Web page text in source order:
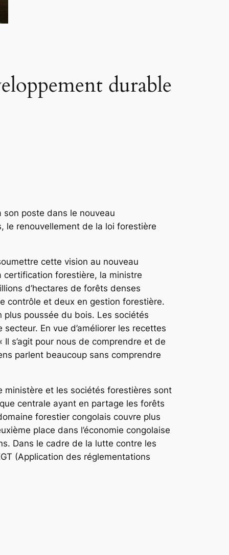
durable
poste dans le nouveau
le renouvellement de la loi forestière
cette vision au nouveau
certification forestière, la ministre
d’hectares de forêts denses
contrôle et deux en gestion forestière.
plus poussée du bois. Les sociétés
En vue d’améliorer les recettes
s’agit pour nous de comprendre et de
parlent beaucoup sans comprendre
ministère et les sociétés forestières sont
centrale ayant en partage les forêts
forestier congolais couvre plus
place dans l’économie congolaise
Dans le cadre de la lutte contre les
(Application des réglementations